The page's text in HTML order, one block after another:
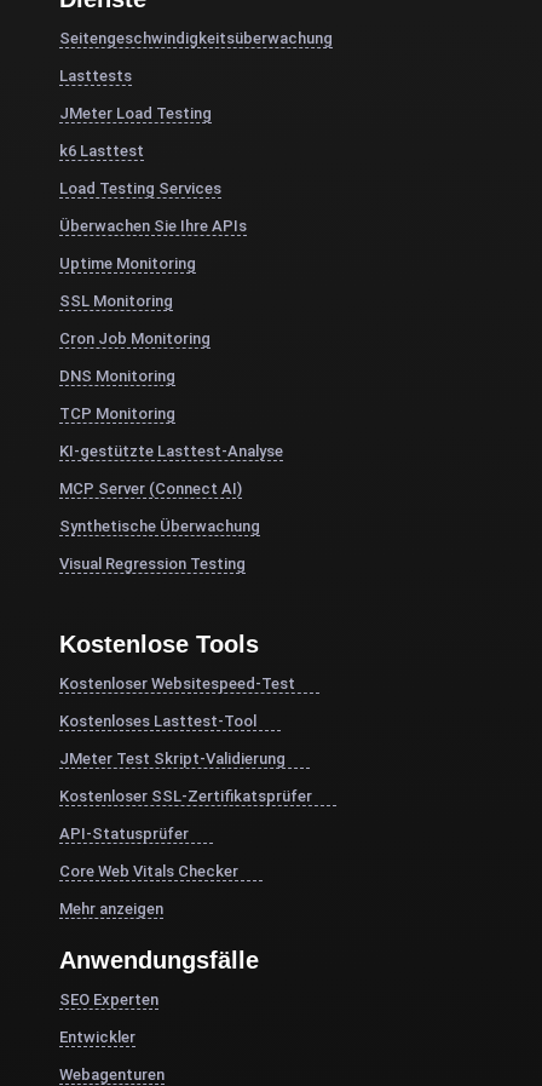
Seitengeschwindigkeitsüberwachung
Lasttests
JMeter Load Testing
k6 Lasttest
Load Testing Services
Überwachen Sie Ihre APIs
Uptime Monitoring
SSL Monitoring
Cron Job Monitoring
DNS Monitoring
TCP Monitoring
KI-gestützte Lasttest-Analyse
MCP Server (Connect AI)
Synthetische Überwachung
Visual Regression Testing
Kostenlose Tools
Kostenloser Websitespeed-Test
Kostenloses Lasttest-Tool
JMeter Test Skript-Validierung
Kostenloser SSL-Zertifikatsprüfer
API-Statusprüfer
Core Web Vitals Checker
Mehr anzeigen
Anwendungsfälle
SEO Experten
Entwickler
Webagenturen